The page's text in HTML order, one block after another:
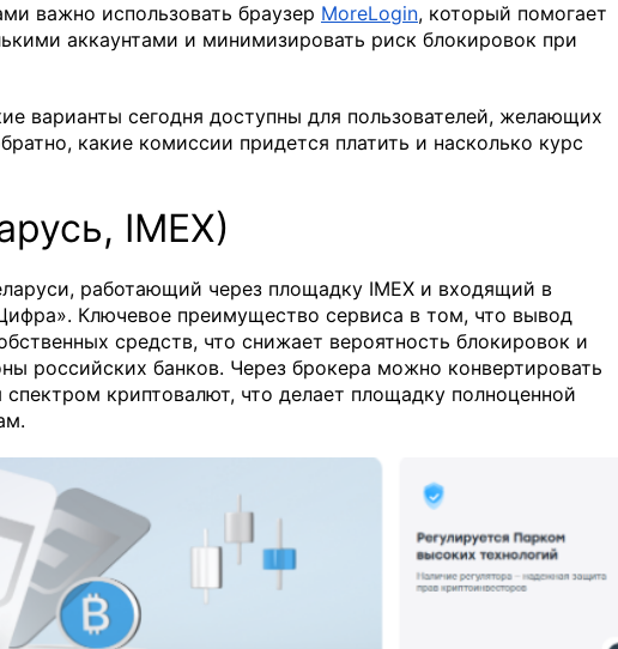
важно использовать браузер MoreLogin, который помогает
аккаунтами и минимизировать риск блокировок при
варианты сегодня доступны для пользователей, желающих
какие комиссии придется платить и насколько курс
IMEX)
работающий через площадку IMEX и входящий в
Ключевое преимущество сервиса в том, что вывод
средств, что снижает вероятность блокировок и
российских банков. Через брокера можно конвертировать
криптовалют, что делает площадку полноценной